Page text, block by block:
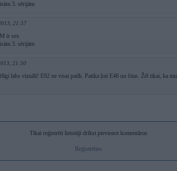
3. sērijām
21:57
ir sex
3. sērijām
21:50
labs vizuāli! E92 ne visai patīk. Patika ļoti E46 un šitas. Žēl tikai, ka
Tikai reģistrēti lietotāji drīkst pievienot komentārus
Reģistrēties